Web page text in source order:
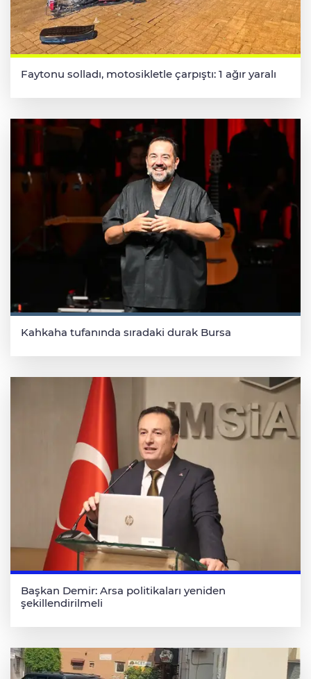
Faytonu solladı, motosikletle çarpıştı: 1 ağır yaralı
Kahkaha tufanında sıradaki durak Bursa
Başkan Demir: Arsa politikaları yeniden
şekillendirilmeli